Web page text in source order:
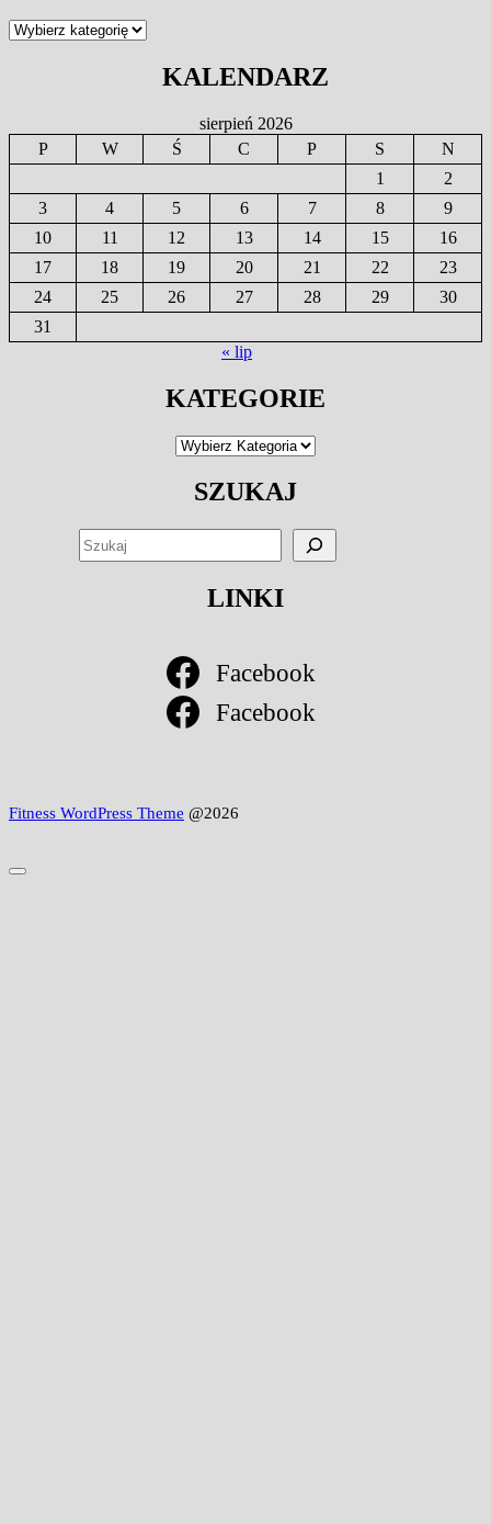
Kategorie
KALENDARZ
sierpień 2026
P
W Ś C P S
N
1
2
3
4 5 6 7 8
9
10
11 12 13 14 15
16
17
18 19 20 21 22
23
24
25 26 27 28 29
30
31
« lip
KATEGORIE
Kategorie
SZUKAJ
LINKI
Facebook
Facebook
Fitness WordPress Theme @2026
Scroll